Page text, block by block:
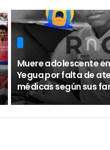
Muere adolescente
Yegua por falta de
médicas según sus